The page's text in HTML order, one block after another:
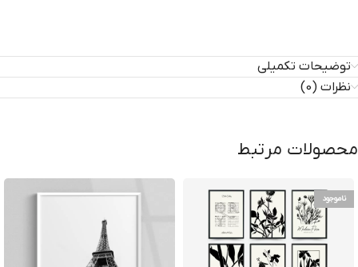
توضیحات تکمیلی
نظرات (0)
محصولات مرتبط
ناموجود